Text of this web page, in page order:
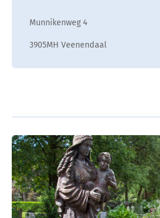
Munnikenweg 4
3905MH Veenendaal